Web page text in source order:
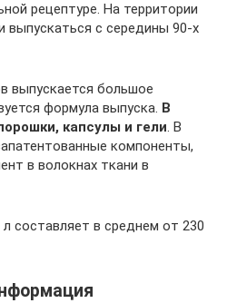
рецептуре. На территории
выпускаться с середины 90-х
выпускается большое
формула выпуска. В
капсулы и гели. В
компоненты,
в волокнах ткани в
составляет в среднем от 230